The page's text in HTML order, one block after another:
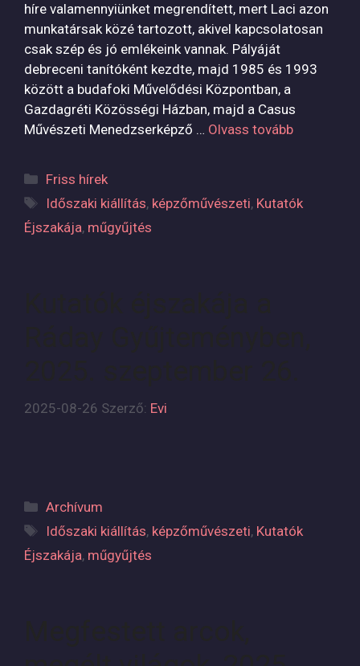
híre valamennyiünket megrendített, mert Laci azon
munkatársak közé tartozott, akivel kapcsolatosan
csak szép és jó emlékeink vannak. Pályáját
debreceni tanítóként kezdte, majd 1985 és 1993
között a budafoki Művelődési Központban, a
Gazdagréti Közösségi Házban, majd a Casus
Művészeti Menedzserképző … Olvass tovább
Kategória
Friss hírek
Címkék
Időszaki kiállítás, képzőművészeti, Kutatók
Éjszakája, műgyűjtés
2025-08-26 Szerző: Evi
Kategória
Archívum
Címkék
Időszaki kiállítás, képzőművészeti, Kutatók
Éjszakája, műgyűjtés